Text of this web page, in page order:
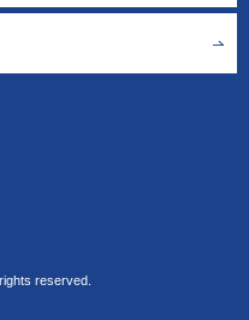
reserved.